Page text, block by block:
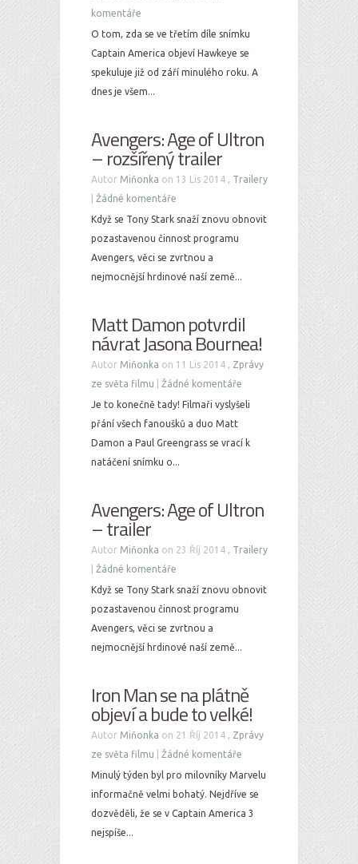
komentáře
O tom, zda se ve třetím díle snímku
Captain America objeví Hawkeye se
spekuluje již od září minulého roku. A
dnes je všem...
Avengers: Age of Ultron
– rozšířený trailer
Autor Miňonka on 13 Lis 2014 , Trailery
Žádné komentáře
Když se Tony Stark snaží znovu obnovit
pozastavenou činnost programu
Avengers, věci se zvrtnou a
nejmocnější hrdinové naší země...
Matt Damon potvrdil
návrat Jasona Bournea!
Autor Miňonka on 11 Lis 2014 , Zprávy
ze světa filmu
Žádné komentáře
Je to konečně tady! Filmaři vyslyšeli
přání všech fanoušků a duo Matt
Damon a Paul Greengrass se vrací k
natáčení snímku o...
Avengers: Age of Ultron
– trailer
Autor Miňonka on 23 Říj 2014 , Trailery
Žádné komentáře
Když se Tony Stark snaží znovu obnovit
pozastavenou činnost programu
Avengers, věci se zvrtnou a
nejmocnější hrdinové naší země...
Iron Man se na plátně
objeví a bude to velké!
Autor Miňonka on 21 Říj 2014 , Zprávy
ze světa filmu
Žádné komentáře
Minulý týden byl pro milovníky Marvelu
informačně velmi bohatý. Nejdříve se
dozvěděli, že se v Captain America 3
nejspíše...